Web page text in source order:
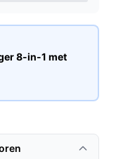
tussen compacte
vacuüms en
van
vermeld; check in
8-in-1 met